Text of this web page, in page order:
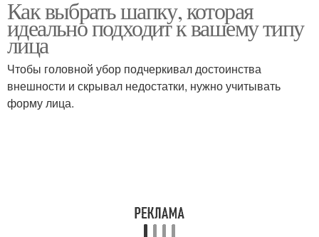
Как выбрать шапку, которая
идеально подходит к вашему типу
лица
Чтобы головной убор подчеркивал достоинства
внешности и скрывал недостатки, нужно учитывать
форму лица.